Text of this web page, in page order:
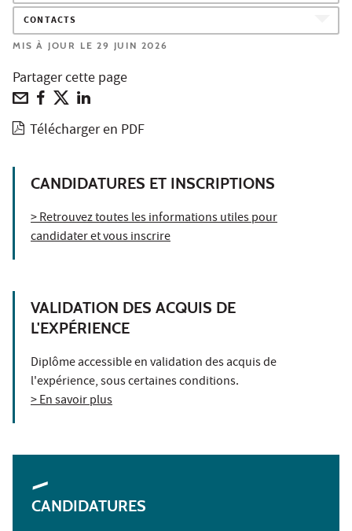
CONTACTS
MIS À JOUR LE 29 JUIN 2026
Partager cette page
Télécharger en PDF
CANDIDATURES ET INSCRIPTIONS
> Retrouvez toutes les informations utiles pour
candidater et vous inscrire
VALIDATION DES ACQUIS DE
L'EXPÉRIENCE
Diplôme accessible en validation des acquis de
l'expérience, sous certaines conditions.
> En savoir plus
CANDIDATURES